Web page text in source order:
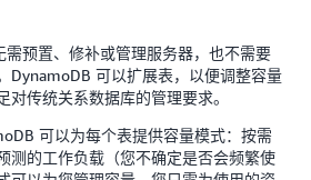
预置、修补或管理服务器，也不需要
DynamoDB 可以扩展表，以便调整容量
对传统关系数据库的管理要求。
可以为每个表提供容量模式：按需
测的工作负载（您不确定是否会频繁使